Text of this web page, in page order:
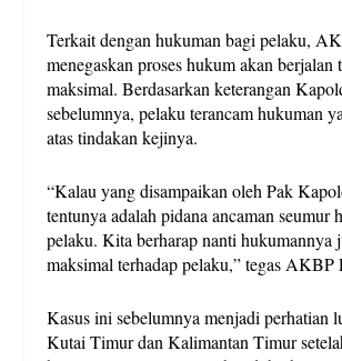
Terkait dengan hukuman bagi pelaku,
menegaskan proses hukum akan berjalan
maksimal. Berdasarkan keterangan
sebelumnya, pelaku terancam hukuman
atas tindakan kejinya.
“Kalau yang disampaikan oleh Pak
tentunya adalah pidana ancaman seumur
pelaku. Kita berharap nanti hukumannya
maksimal terhadap pelaku,” tegas AKBP
Kasus ini sebelumnya menjadi perhatian
Kutai Timur dan Kalimantan Timur